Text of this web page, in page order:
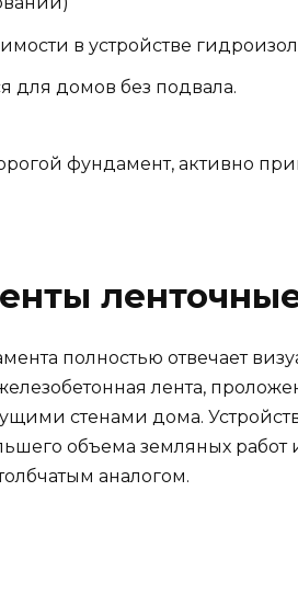
в устройстве
для домов без подвала.
фундамент, активно
полностью отвечает
железобетонная лента,
стенами дома.
объема земляных работ
аналогом.